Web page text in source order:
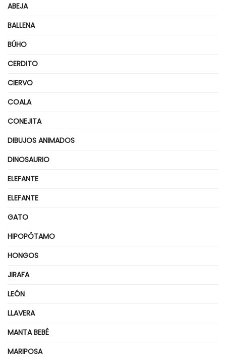
ABEJA
BALLENA
BÚHO
CERDITO
CIERVO
COALA
CONEJITA
DIBUJOS ANIMADOS
DINOSAURIO
ELEFANTE
ELEFANTE
GATO
HIPOPÓTAMO
HONGOS
JIRAFA
LEÓN
LLAVERA
MANTA BEBÉ
MARIPOSA